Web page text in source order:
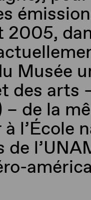
Musée
des arts
de la
l’École